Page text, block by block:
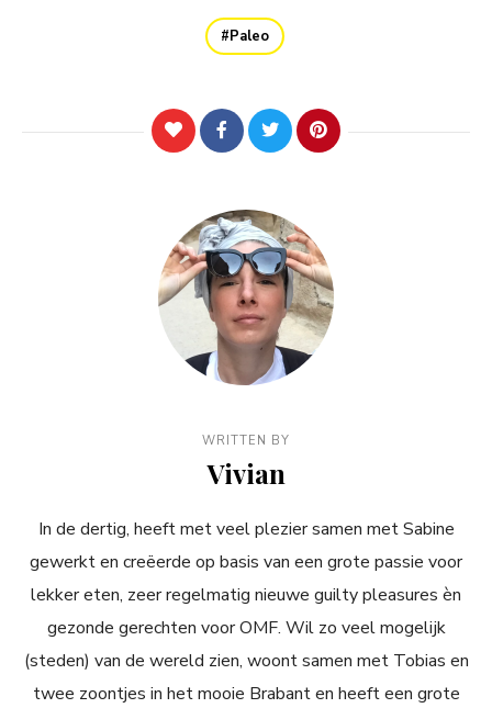
Paleo
WRITTEN BY
Vivian
In de dertig, heeft met veel plezier samen met Sabine
gewerkt en creëerde op basis van een grote passie voor
lekker eten, zeer regelmatig nieuwe guilty pleasures èn
gezonde gerechten voor OMF. Wil zo veel mogelijk
(steden) van de wereld zien, woont samen met Tobias en
twee zoontjes in het mooie Brabant en heeft een grote